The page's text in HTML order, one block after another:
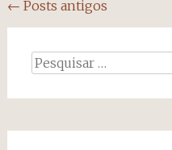
Navegação
dos
posts
← Posts antigos
Pesquisar